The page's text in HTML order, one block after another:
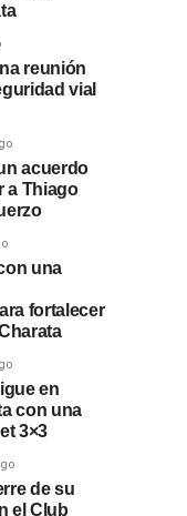
reunión
vial
acuerdo
a Thiago
una
fortalecer
en
con una
3×3
de su
el Club